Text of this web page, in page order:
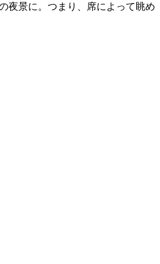
夜景に。つまり、席によって眺め